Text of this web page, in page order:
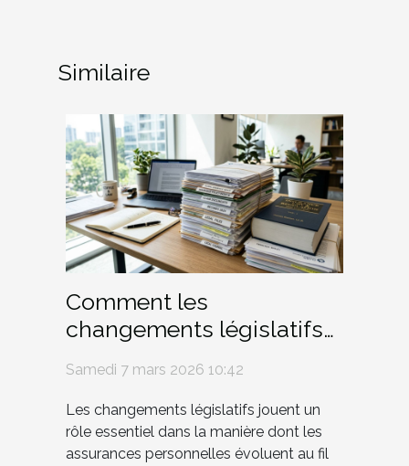
Similaire
Comment les
changements législatifs
influencent-ils les
assurances personnelles
?
Samedi 7 mars 2026 10:42
Les changements législatifs jouent un
rôle essentiel dans la manière dont les
assurances personnelles évoluent au fil